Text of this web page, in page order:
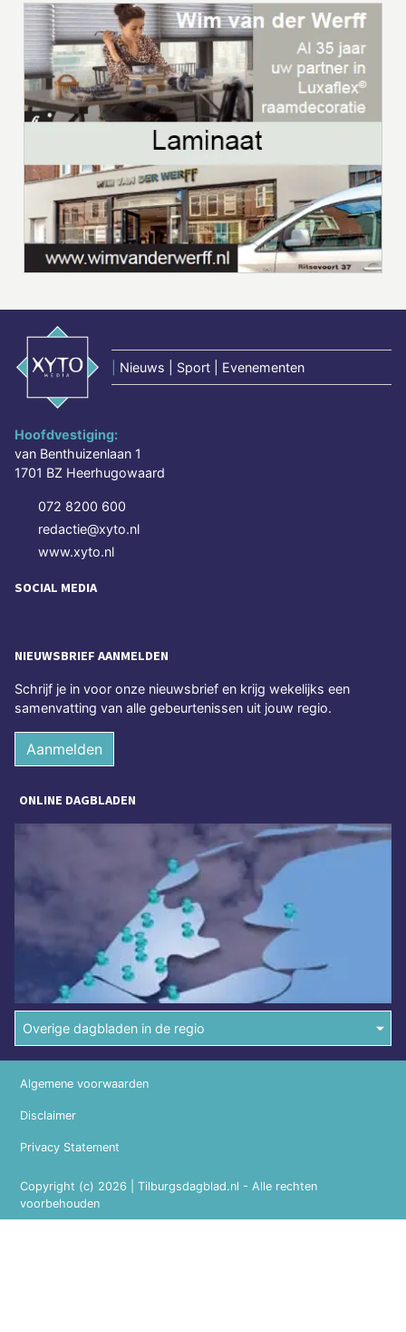
Nieuws | Sport | Evenementen
Hoofdvestiging:
van Benthuizenlaan 1
1701 BZ Heerhugowaard
072 8200 600
redactie@xyto.nl
www.xyto.nl
SOCIAL MEDIA
NIEUWSBRIEF AANMELDEN
Schrijf je in voor onze nieuwsbrief en krijg wekelijks een
samenvatting van alle gebeurtenissen uit jouw regio.
Aanmelden
ONLINE DAGBLADEN
Overige dagbladen in de regio
Copyright (c) 2026 | Tilburgsdagblad.nl - Alle rechten
voorbehouden
Algemene voorwaarden
Disclaimer
Privacy Statement